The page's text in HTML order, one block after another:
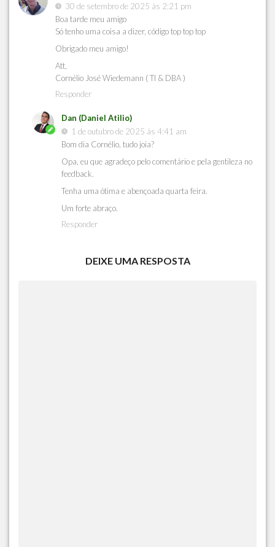
30 de setembro de 2025 às 2:21 pm
Boa tarde meu amigo
Só tenho uma coisa a dizer, código top top top
Obrigado meu amigo!
Att,
Cornélio José Wiedemann ( TI & DBA )
Responder
Dan (Daniel Atilio)
1 de outubro de 2025 às 4:41 am
Bom dia Cornélio, tudo joia?
Opa, eu que agradeço pelo comentário e pela gentileza no
feedback.
Tenha uma ótima e abençoada quarta feira.
Um forte abraço.
Responder
DEIXE UMA RESPOSTA